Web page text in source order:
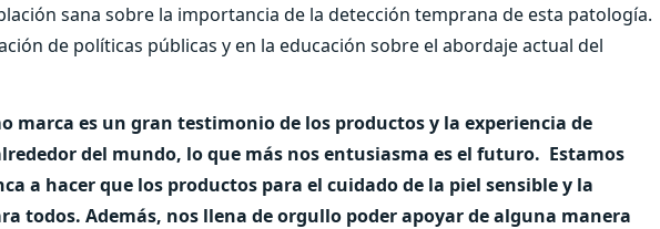
sana sobre la importancia de la detección temprana de esta patología.
de políticas públicas y en la educación sobre el abordaje actual del
marca es un gran testimonio de los productos y la experiencia de
del mundo, lo que más nos entusiasma es el futuro. Estamos
a hacer que los productos para el cuidado de la piel sensible y la
todos. Además, nos llena de orgullo poder apoyar de alguna manera